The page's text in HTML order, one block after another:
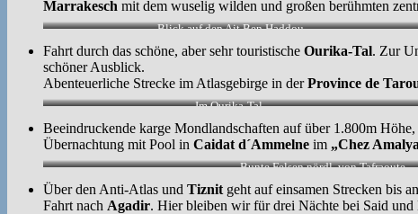
Marrakesch mit dem wuselig wilden und großen berühmten
Blick auf den Ait Ben Haddou
Fahrt durch das schöne, aber sehr touristische Ourika-Tal. Zur
schöner Ausblick.
Abenteuerliche Strecke im Atlasgebirge in derProvince de
Im Ourika-Tal.
Beeindruckende karge Mondlandschaften auf über 1.800m Höhe,
Übernachtung mit Pool in Caidat d´Ammelne im „Chez
Bunte Felsen nördl. von Tafraoute.
Über den Anti-Atlas und Tiznit geht auf einsamen Strecken bis
Fahrt nach Agadir. Hier bleiben wir für drei Nächte bei Said und